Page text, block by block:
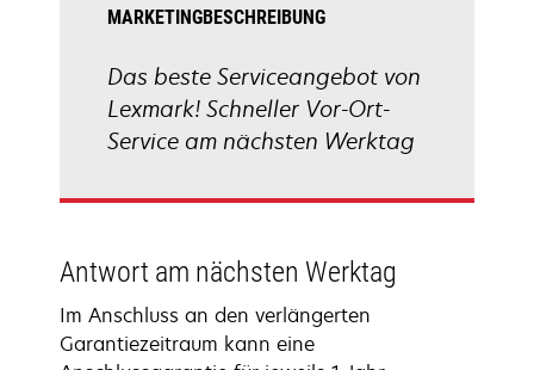
MARKETINGBESCHREIBUNG
Das beste Serviceangebot von
Lexmark! Schneller Vor-Ort-
Service am nächsten Werktag
Antwort am nächsten Werktag
Im Anschluss an den verlängerten
Garantiezeitraum kann eine